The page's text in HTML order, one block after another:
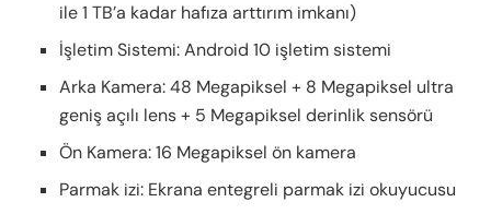
ile 1 TB’a kadar hafıza arttırım imkanı)
İşletim Sistemi: Android 10 işletim sistemi
Arka Kamera: 48 Megapiksel + 8 Megapiksel ultra
geniş açılı lens + 5 Megapiksel derinlik sensörü
Ön Kamera: 16 Megapiksel ön kamera
Parmak izi: Ekrana entegreli parmak izi okuyucusu